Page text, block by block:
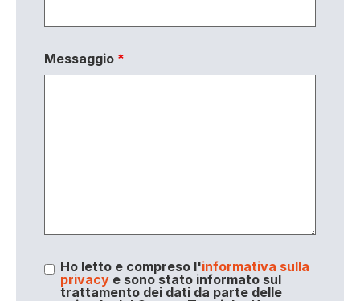
Messaggio *
Ho letto e compreso l'informativa sulla
privacye sono stato informato sul
trattamento dei dati da parte delle